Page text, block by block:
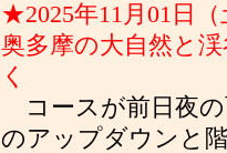
★2025年11月01日
奥多摩の大自然と
く
コースが前日夜
のアップダウンと